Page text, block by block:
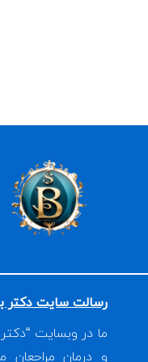
رسالت سایت دکتر
ما در وبسایت
و درمان مراجعان